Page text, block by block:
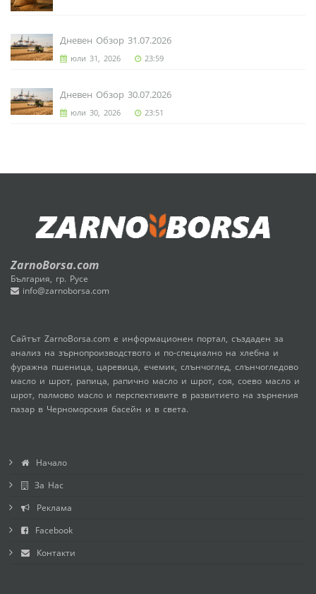
Дневен Обзор 31.07.2026
юли 31, 2026 23:59
Дневен Обзор 30.07.2026
юли 30, 2026 23:51
ZarnoBorsa.com
България, гр. Русе
info@zarnoborsa.com
Сайтът ZarnoBorsa.com е информационен портал, създаден за
анализ на зърнопроизводството и по-специално на хлебна и
фуражна пшеница, царевица, ечемик, слънчоглед, слънчогледово
масло и шрот, рапица, рапично масло и шрот, соя, соево масло и
шрот, палмово масло и перспективите в развитието на зърнения
пазар в Черноморския басейн и в света.
Начало
За Нас
Реклама
Facebook
Контакти